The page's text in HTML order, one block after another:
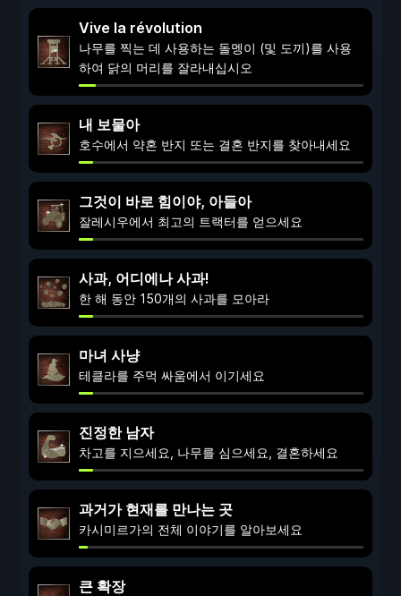
Vive la révolution
나무를 찍는 데 사용하는 돌멩이 (및 도끼)를 사용
하여 닭의 머리를 잘라내십시오
내 보물아
호수에서 약혼 반지 또는 결혼 반지를 찾아내세요
그것이 바로 힘이야, 아들아
잘레시우에서 최고의 트랙터를 얻으세요
사과, 어디에나 사과!
한 해 동안 150개의 사과를 모아라
마녀 사냥
테클라를 주먹 싸움에서 이기세요
진정한 남자
차고를 지으세요, 나무를 심으세요, 결혼하세요
과거가 현재를 만나는 곳
카시미르가의 전체 이야기를 알아보세요
큰 확장